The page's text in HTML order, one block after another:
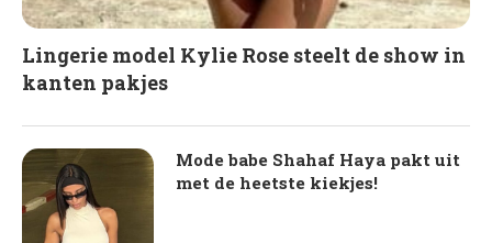
Lingerie model Kylie Rose steelt de show in
kanten pakjes
Mode babe Shahaf Haya pakt uit
met de heetste kiekjes!